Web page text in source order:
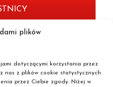
plików
dotyczącymi korzystania przez
nas z plików cookie statystycznych
przez Ciebie zgody. Niżej w